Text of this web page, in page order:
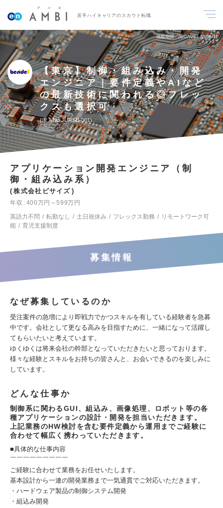
若手ハイキャリアのスカウト転職
掲載期間 26/07/29～26/08/11
【東京】制御・組み込み・開発
エンジニア｜要件定義やAIなど
の最新技術に関われる◎フレッ
クスも選択可
求人No.JURSB-001
アプリケーション開発エンジニア（制
御・組み込み系）
株式会社ビサイズ
年収
400万円～599万円
英語力不問
転勤なし 土日祝休み フレックス勤務
リモートワーク可
能
育児支援制度
募集情報
なぜ募集しているのか
受注案件の急増により即戦力でかつスキルを有している経験者を急募
中です。会社として更なる高みを目指すために、一緒になって活躍し
てもらいたいと考えています。
ゆくゆくは将来会社の幹部となっていただきたいと思っております。
様々な経験とスキルをお持ちの皆さんと、お会いできるのを楽しみに
しています。
どんな仕事か
制御系に関わるGUI、組込み、画像処理、ロボット等の各
種アプリケーションの設計・開発を担当いただきます。
上記業務のHW検討を含む要件定義から運用までご経験に
合わせて幅広く携わっていただきます。
■具体的な仕事内容
￣￣￣￣￣￣￣￣￣
ご経験に合わせて業務をお任せいたします。
基本設計から一連の開発業務まで一気通貫でご対応いただきます。
・ハードウェア製品の制御システム開発
・組込み開発